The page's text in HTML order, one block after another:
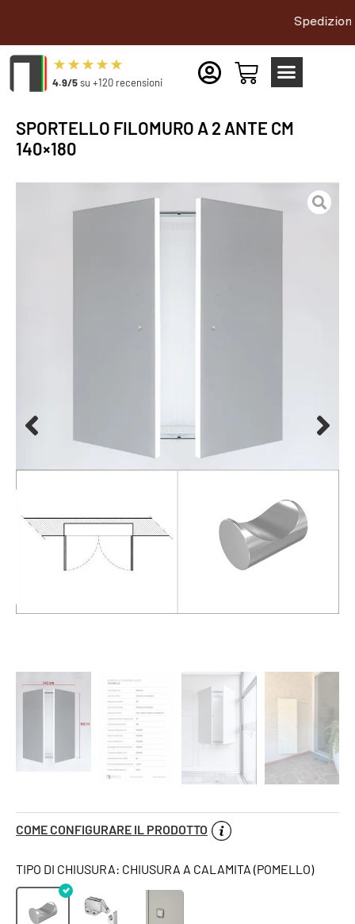
Spedizione
4.9/5su +120 recensioni
SPORTELLO FILOMURO A 2 ANTE CM
140×180
COME CONFIGURARE IL PRODOTTO
TIPO DI CHIUSURA: CHIUSURA A CALAMITA (POMELLO)